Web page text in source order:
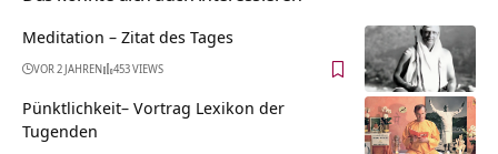
Meditation – Zitat des Tages
VOR 2 JAHREN 453 VIEWS
Pünktlichkeit– Vortrag Lexikon der
Tugenden